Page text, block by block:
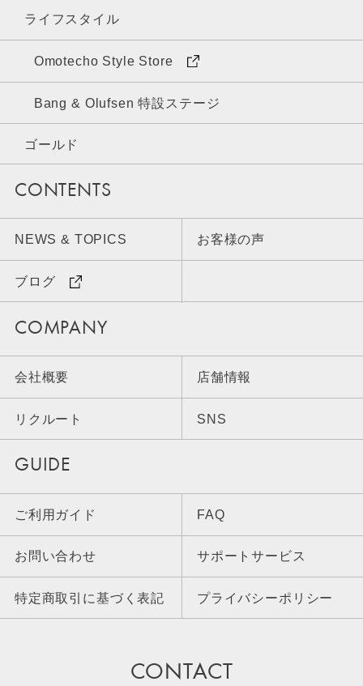
ライフスタイル
Omotecho Style Store
Bang & Olufsen 特設ステージ
ゴールド
CONTENTS
NEWS & TOPICS お客様の声
ブログ
COMPANY
会社概要 店舗情報
リクルート SNS
GUIDE
ご利用ガイド FAQ
お問い合わせ サポートサービス
特定商取引に基づく表記 プライバシーポリシー
CONTACT